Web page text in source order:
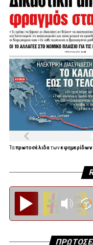
Λίγο μετά τις 11:30
υπουργός και πρώην
Βενιζέλος, ο δήμαρχος
ο πρώην πρόεδρος της
Παυλόπουλος.
.
.
.
Ταπρωτοσέλιδατωνεφημερίδων